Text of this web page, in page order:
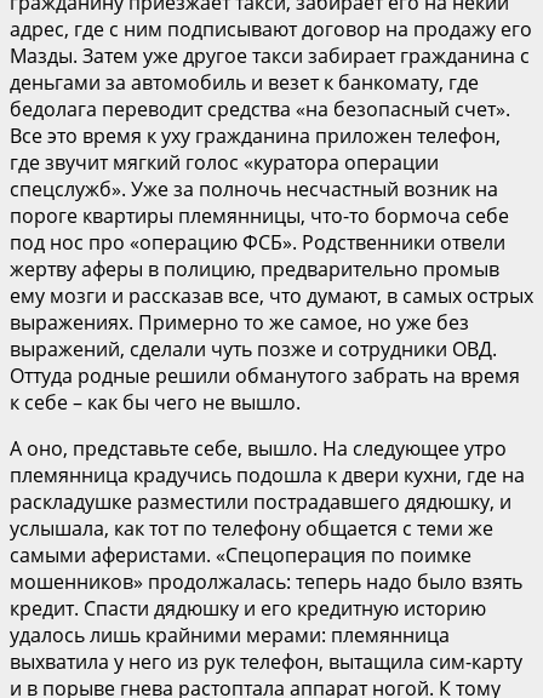
адрес, где с ним подписывают договор на продажу его
Мазды. Затем уже другое такси забирает гражданина с
деньгами за автомобиль и везет к банкомату, где
бедолага переводит средства «на безопасный счет».
Все это время к уху гражданина приложен телефон,
где звучит мягкий голос «куратора операции
спецслужб». Уже за полночь несчастный возник на
пороге квартиры племянницы, что-то бормоча себе
под нос про «операцию ФСБ». Родственники отвели
жертву аферы в полицию, предварительно промыв
ему мозги и рассказав все, что думают, в самых острых
выражениях. Примерно то же самое, но уже без
выражений, сделали чуть позже и сотрудники ОВД.
Оттуда родные решили обманутого забрать на время
к себе – как бы чего не вышло.
А оно, представьте себе, вышло. На следующее утро
племянница крадучись подошла к двери кухни, где на
раскладушке разместили пострадавшего дядюшку, и
услышала, как тот по телефону общается с теми же
самыми аферистами. «Спецоперация по поимке
мошенников» продолжалась: теперь надо было взять
кредит. Спасти дядюшку и его кредитную историю
удалось лишь крайними мерами: племянница
выхватила у него из рук телефон, вытащила сим-карту
и в порыве гнева растоптала аппарат ногой. К тому